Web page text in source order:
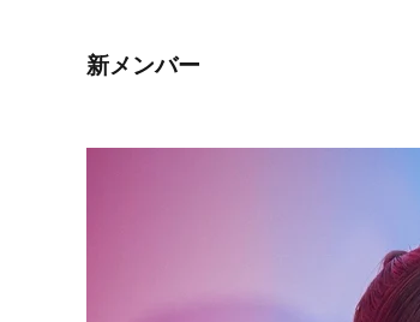
新メンバー